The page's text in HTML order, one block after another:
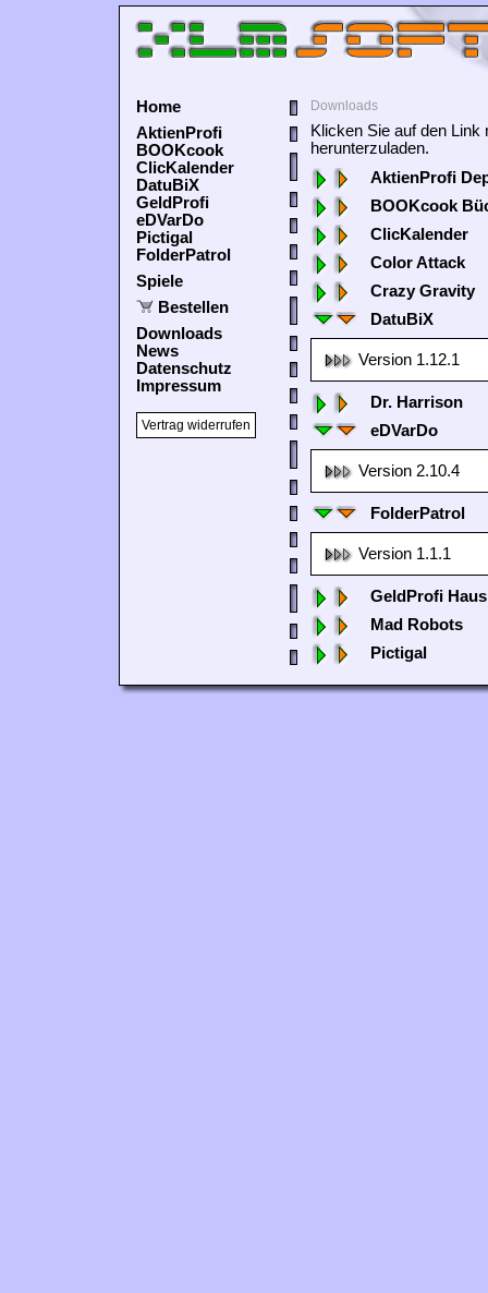
Home
AktienProfi
BOOKcook
ClicKalender
DatuBiX
GeldProfi
eDVarDo
Pictigal
FolderPatrol
Spiele
Bestellen
Downloads
News
Datenschutz
Impressum
Vertrag widerrufen
Downloads
Klicken Sie auf den
herunterzuladen.
AktienProfi
BOOKcook
ClicKalender
Color Attack
Crazy Gravity
DatuBiX
Version 1.12.1
Dr. Harrison
eDVarDo
Version 2.10.4
FolderPatrol
Version 1.1.1
GeldProfi
Mad Robots
Pictigal